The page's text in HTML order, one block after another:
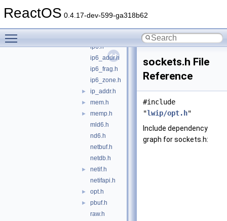
ReactOS 0.4.17-dev-599-ga318b62
ip4.h
ip6.h
ip6_addr.h
ip6_frag.h
ip6_zone.h
► ip_addr.h
► mem.h
►
memp.h
mld6.h
nd6.h
netbuf.h
netdb.h
►
netif.h
netifapi.h
► opt.h
►
pbuf.h
raw.h
sockets.h File
Reference
#include
"lwip/opt.h"
Include dependency
graph for sockets.h: